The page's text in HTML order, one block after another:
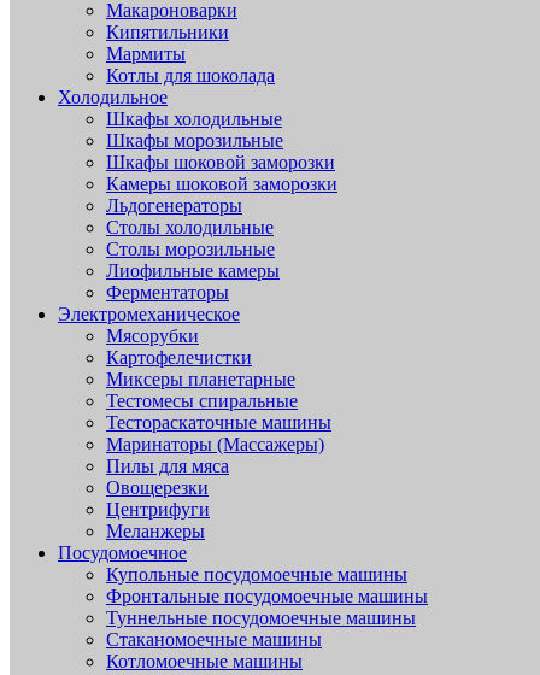
Макароноварки
Кипятильники
Мармиты
Котлы для шоколада
Холодильное
Шкафы холодильные
Шкафы морозильные
Шкафы шоковой заморозки
Камеры шоковой заморозки
Льдогенераторы
Столы холодильные
Столы морозильные
Лиофильные камеры
Ферментаторы
Электромеханическое
Мясорубки
Картофелечистки
Миксеры планетарные
Тестомесы спиральные
Тестораскаточные машины
Маринаторы (Массажеры)
Пилы для мяса
Овощерезки
Центрифуги
Меланжеры
Посудомоечное
Купольные посудомоечные машины
Фронтальные посудомоечные машины
Туннельные посудомоечные машины
Стаканомоечные машины
Котломоечные машины